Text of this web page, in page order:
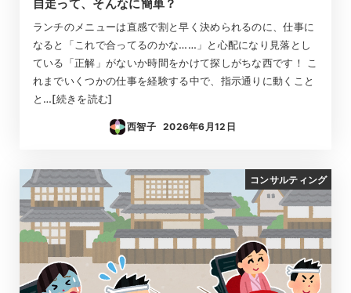
自走って、そんなに簡単？
ランチのメニューは直感で割と早く決められるのに、仕事に
なると「これで合ってるのかな……」と心配になり見落とし
ている「正解」がないか時間をかけて探しがちな西です！ こ
れまでいくつかの仕事を経験する中で、指示通りに動くこと
と…[続きを読む]
西智子
投稿日
2026年6月12日
コンサルティング